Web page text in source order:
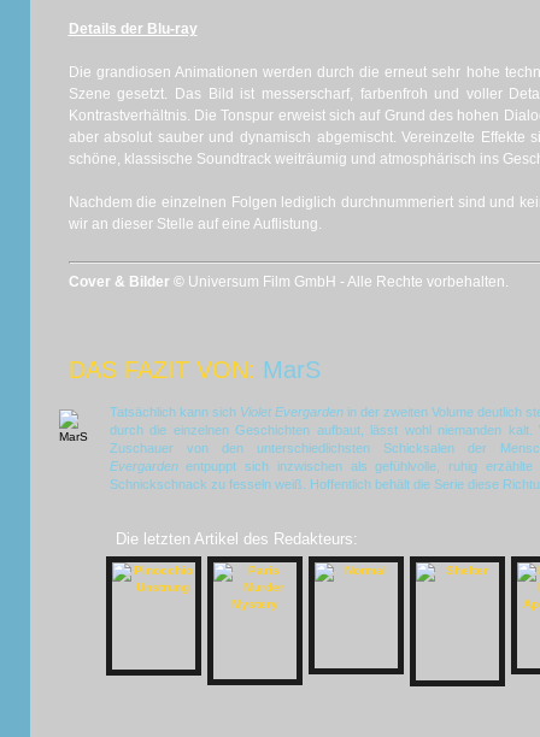
Details der Blu-ray
Die grandiosen Animationen werden durch die erneut sehr hohe
Szene gesetzt. Das Bild ist messerscharf, farbenfroh und voller
Kontrastverhältnis. Die Tonspur erweist sich auf Grund des hohen
aber absolut sauber und dynamisch abgemischt. Vereinzelte Effekte
schöne, klassische Soundtrack weiträumig und atmosphärisch ins
Nachdem die einzelnen Folgen lediglich durchnummeriert sind und
wir an dieser Stelle auf eine Auflistung.
Cover & Bilder © Universum Film GmbH - Alle Rechte vorbehalten.
DAS FAZIT VON: MarS
Tatsächlich kann sich Violet Evergardenin der zweiten Volume deutlich
durch die einzelnen Geschichten aufbaut, lässt wohl niemanden
Zuschauer von den unterschiedlichsten Schicksalen der
Evergardenentpuppt sich inzwischen als gefühlvolle, ruhig
Schnickschnack zu fesseln weiß. Hoffentlich behält die Serie diese
Die letzten Artikel des Redakteurs: